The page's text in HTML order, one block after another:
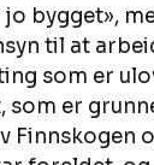
bygget»,
til at
som er
som er
Finnskogen